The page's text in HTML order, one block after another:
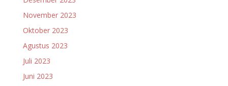
November 2023
Oktober 2023
Agustus 2023
Juli 2023
Juni 2023